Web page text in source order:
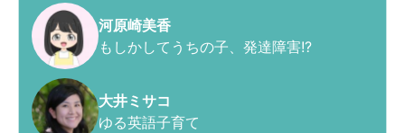
河原崎美香
もしかしてうちの子、発達障害!?
大井ミサコ
ゆる英語子育て